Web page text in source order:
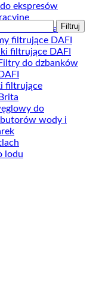
ekspresów
osmoza
filtrujące DAFI
filtrujące DAFI
Filtry do dzbanków
DAFI
filtrujące
do
wody i
lodu
Filtruj